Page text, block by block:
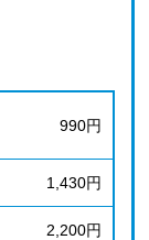
990円
1,430円
2,200円